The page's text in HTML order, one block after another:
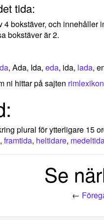
tida:
4 bokstäver, och
bokstäver är 2.
da, Ada, Ida, eda, ida, lada,
ni hittar på sajten
plural för ytterligare 15
, framtida, heltidare,
Se
←